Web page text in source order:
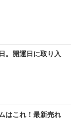
。開運日に取り入
はこれ！最新売れ